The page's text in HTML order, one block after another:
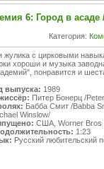
6: Город в
Категория:
жулика с цирковыми
хороши и музыка
понравится и
выпуска: 1989
Питер Бонерц /
Бабба Смит /Babba
Winslow/
США, Worner Bros
1:23
Русский любительский